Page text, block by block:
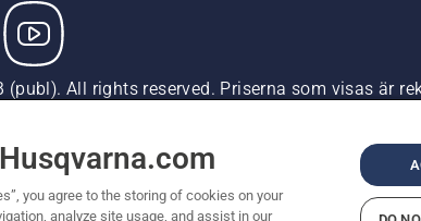
(publ). All rights reserved. Priserna som visas är
Företagsinformation
you agree to the storing of cookies on your
analyze site usage, and assist in our